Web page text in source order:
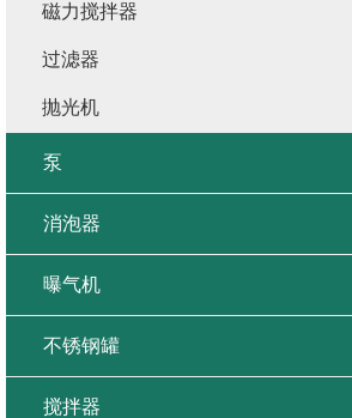
磁力搅拌器
过滤器
抛光机
泵
消泡器
曝气机
不锈钢罐
搅拌器